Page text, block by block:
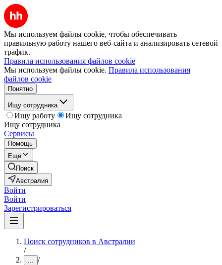
Мы используем файлы cookie, чтобы обеспечивать
правильную работу нашего веб-сайта и анализировать сетевой
трафик.
Правила использования файлов cookie
Мы используем файлы cookie. Правила использования
файлов cookie
Понятно
Ищу сотрудника
Ищу работу
Ищу сотрудника
Ищу сотрудника
Сервисы
Помощь
Ещё
Поиск
Австралия
Войти
Войти
Зарегистрироваться
Поиск сотрудников в Австралии
/
... /